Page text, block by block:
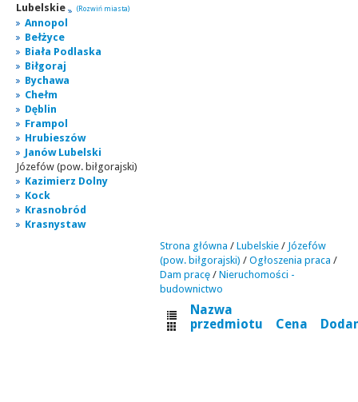
Lubelskie
(Rozwiń miasta)
Annopol
Bełżyce
Biała Podlaska
Biłgoraj
Bychawa
Chełm
Dęblin
Frampol
Hrubieszów
Janów Lubelski
Józefów (pow. biłgorajski)
Kazimierz Dolny
Kock
Krasnobród
Krasnystaw
Strona główna / Lubelskie / Józefów
(pow. biłgorajski) / Ogłoszenia praca /
Dam pracę / Nieruchomości -
budownictwo
Nazwa
przedmiotu
Cena